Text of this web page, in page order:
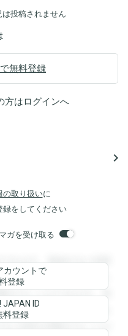
投稿されません
無料登録
方はログインへ
navigate_next
の取り扱いに
録をしてください
ガを受け取る
きます。登録すると回答
ると回答を閲覧すること
することができます。登
ます。登録すると回答を
と回答を閲覧することが
カウントで
登録
JAPAN ID
料登録